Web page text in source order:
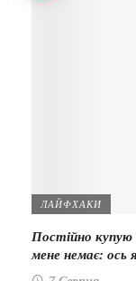
ЛАЙФХАКИ
Постійно купую
мене немає: ось